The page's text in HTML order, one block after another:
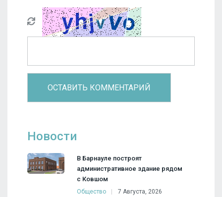
Новости
В Барнауле построят
административное здание рядом
с Ковшом
Общество 7 Августа, 2026